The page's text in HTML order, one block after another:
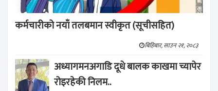
कर्मचारीको नयाँ तलबमान स्वीकृत (सूचीसहित)
बिहिबार, साउन २१, २०८३
अध्यागमनअगाडि दूधे बालक काखमा च्यापेर
रोइरहेकी निलम..